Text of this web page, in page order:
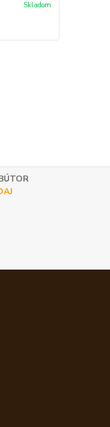
Skladom